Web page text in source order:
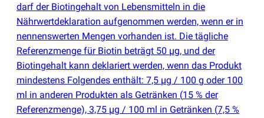
darf der Biotingehalt von Lebensmitteln in die
Nährwertdeklaration aufgenommen werden, wenn er in
nennenswerten Mengen vorhanden ist. Die tägliche
Referenzmenge für Biotin beträgt 50 µg, und der
Biotingehalt kann deklariert werden, wenn das Produkt
mindestens Folgendes enthält: 7,5 µg / 100 g oder 100
ml in anderen Produkten als Getränken (15 % der
Referenzmenge), 3,75 µg / 100 ml in Getränken (7,5 %